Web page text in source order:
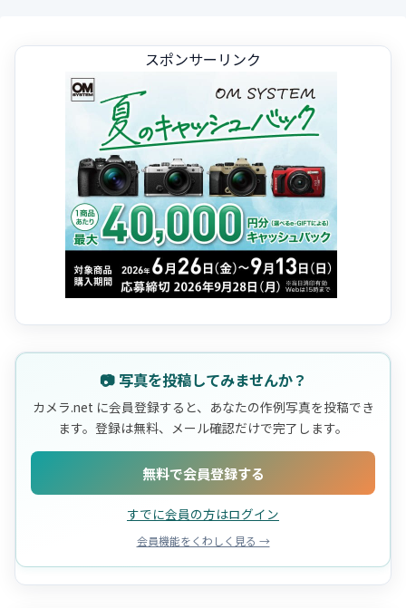
スポンサーリンク
📷 写真を投稿してみませんか？
カメラ.net に会員登録すると、あなたの作例写真を投稿でき
ます。登録は無料、メール確認だけで完了します。
無料で会員登録する
すでに会員の方はログイン
会員機能をくわしく見る →